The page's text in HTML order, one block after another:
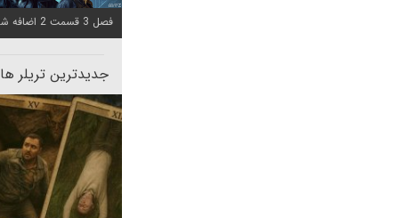
فصل 3 قسمت 2 اضافه شد
جدیدترین تریلر ها